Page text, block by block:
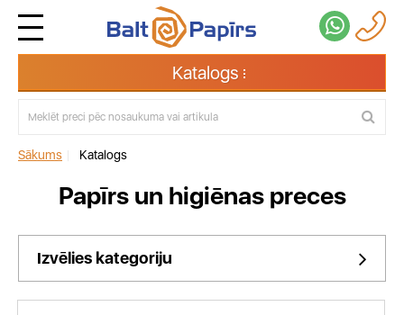
Katalogs
Sākums Katalogs
Papīrs un higiēnas preces
Izvēlies kategoriju